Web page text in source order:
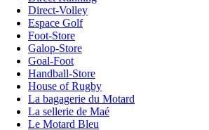
Direct-Volley
Espace Golf
Foot-Store
Galop-Store
Goal-Foot
Handball-Store
House of Rugby
La bagagerie du Motard
La sellerie de Maé
Le Motard Bleu